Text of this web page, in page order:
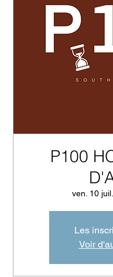
P100
ven. 10 juil.
Les
Voir